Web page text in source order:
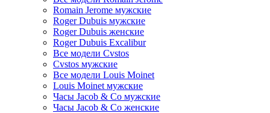
Romain Jerome мужские
Roger Dubuis мужские
Roger Dubuis женские
Roger Dubuis Excalibur
Все модели Cvstos
Cvstos мужские
Все модели Louis Moinet
Louis Moinet мужские
Часы Jacob & Co мужские
Часы Jacob & Co женские